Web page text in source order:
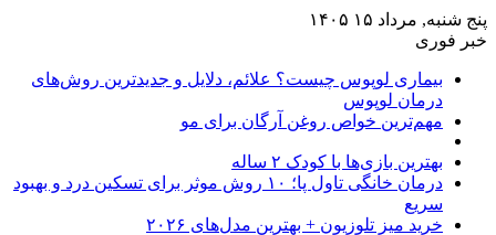
پنج شنبه, مرداد ۱۵ ۱۴۰۵
خبر فوری
بیماری لوپوس چیست؟ علائم، دلایل و جدیدترین روش‌های
درمان لوپوس
مهم‌ترین خواص روغن آرگان برای مو
بهترین بازی‌ها با کودک ۲ ساله
درمان خانگی تاول پا؛ ۱۰ روش موثر برای تسکین درد و بهبود
سریع
خرید میز تلوزیون + بهترین مدل‌های ۲۰۲۶